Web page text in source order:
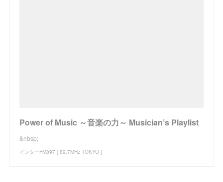
Power of Music ～音楽の力～ Musician’s Playlist
&nbsp;
インターFM897 [ 89.7MHz TOKYO ]